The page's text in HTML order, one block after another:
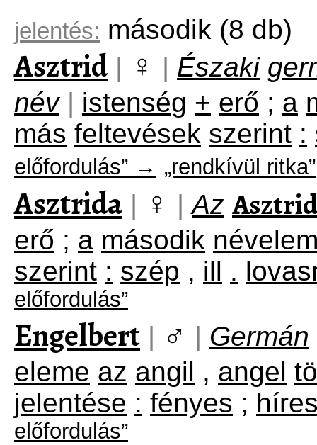
jelentés: második (8 db)
Asztrid | ♀ | Északi
név | istenség + erő ; a
más feltevések szerint :
előfordulás” → „rendkívül ritka”
Asztrida | ♀ | Az Asztrid
erő ; a második
szerint : szép , ill .
előfordulás”
Engelbert | ♂ | Germán
eleme az angil , angel
jelentése : fényes ;
előfordulás”